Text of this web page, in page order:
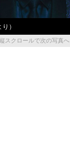
）
スクロールで次の写真へ